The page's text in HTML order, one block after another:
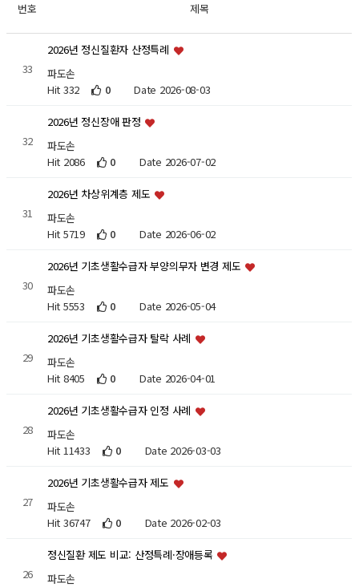
번호 제목
33
2026년 정신질환자 산정특례
파도손
Hit 332
0 Date 2026-08-03
32
2026년 정신장애 판정
파도손
Hit 2086
0 Date 2026-07-02
31
2026년 차상위계층 제도
파도손
Hit 5719
0 Date 2026-06-02
30
2026년 기초생활수급자 부양의무자 변경 제도
파도손
Hit 5553
0 Date 2026-05-04
29
2026년 기초생활수급자 탈락 사례
파도손
Hit 8405
0 Date 2026-04-01
28
2026년 기초생활수급자 인정 사례
파도손
Hit 11433
0 Date 2026-03-03
27
2026년 기초생활수급자 제도
파도손
Hit 36747
0 Date 2026-02-03
26
정신질환 제도 비교: 산정특례·장애등록
파도손